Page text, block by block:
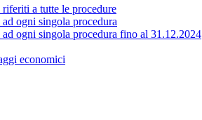
a tutte le procedure
ogni singola procedura
ogni singola procedura fino al 31.12.2024
economici